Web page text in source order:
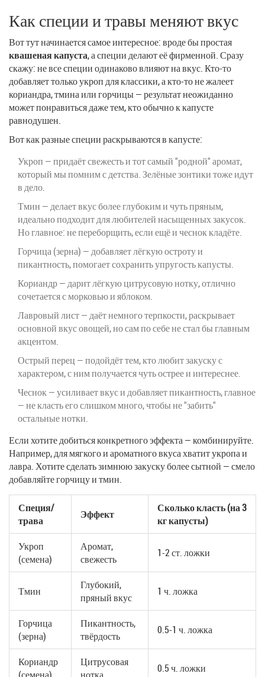
Как специи и травы меняют вкус
Вот тут начинается самое интересное: вроде бы простая
квашеная капуста, а специи делают её фирменной. Сразу
скажу: не все специи одинаково влияют на вкус. Кто-то
добавляет только укроп для классики, а кто-то не жалеет
кориандра, тмина или горчицы — результат неожиданно
может понравиться даже тем, кто обычно к капусте
равнодушен.
Вот как разные специи раскрываются в капусте:
Укроп — придаёт свежесть и тот самый "родной" аромат,
который мы помним с детства. Зелёные зонтики тоже идут
в дело.
Тмин — делает вкус более глубоким и чуть пряным,
идеально подходит для любителей насыщенных закусок.
Но главное: не переборщить, если ещё и чеснок кладёте.
Горчица (зерна) — добавляет лёгкую остроту и
пикантность, помогает сохранить упругость капусты.
Кориандр — дарит лёгкую цитрусовую нотку, отлично
сочетается с морковью и яблоком.
Лавровый лист — даёт немного терпкости, раскрывает
основной вкус овощей, но сам по себе не стал бы главным
акцентом.
Острый перец — подойдёт тем, кто любит закуску с
характером, с ним получается чуть острее и интереснее.
Чеснок — усиливает вкус и добавляет пикантность, главное
— не класть его слишком много, чтобы не "забить"
остальные нотки.
Если хотите добиться конкретного эффекта — комбинируйте.
Например, для мягкого и ароматного вкуса хватит укропа и
лавра. Хотите сделать зимнюю закуску более сытной — смело
добавляйте горчицу и тмин.
Специя/
трава
Эффект
Сколько класть (на 3
кг капусты)
Укроп
(семена)
Аромат,
свежесть
1-2 ст. ложки
Тмин
Глубокий,
пряный вкус
1 ч. ложка
Горчица
(зерна)
Пикантность,
твёрдость
0.5-1 ч. ложка
Кориандр
Цитрусовая
0.5 ч. ложки